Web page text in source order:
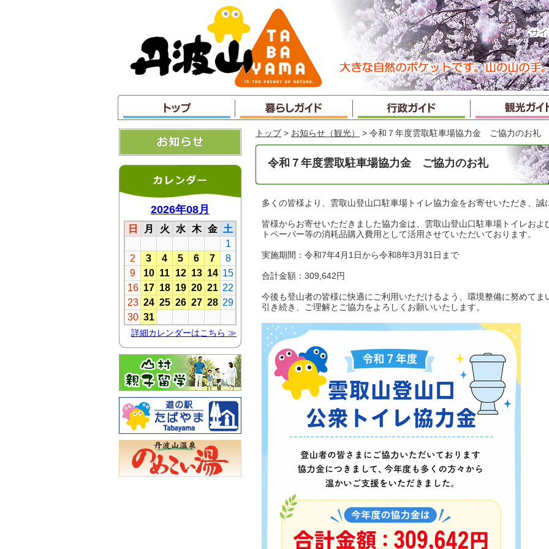
ャ
ン
プ
トップ > お知らせ（観光） > 令和７年度雲取駐車場協力金 ご協力のお礼
令和７年度雲取駐車場協力金 ご協力のお礼
多くの皆様より、雲取山登山口駐車場トイレ協力金をお寄せいただき、誠
皆様からお寄せいただきました協力金は、雲取山登山口駐車場トイレお
トペーパー等の消耗品購入費用として活用させていただいております。
実施期間：令和7年4月1日から令和8年3月31日まで
合計金額：309,642円
今後も登山者の皆様に快適にご利用いただけるよう、環境整備に努めてま
引き続き、ご理解とご協力をよろしくお願いいたします。